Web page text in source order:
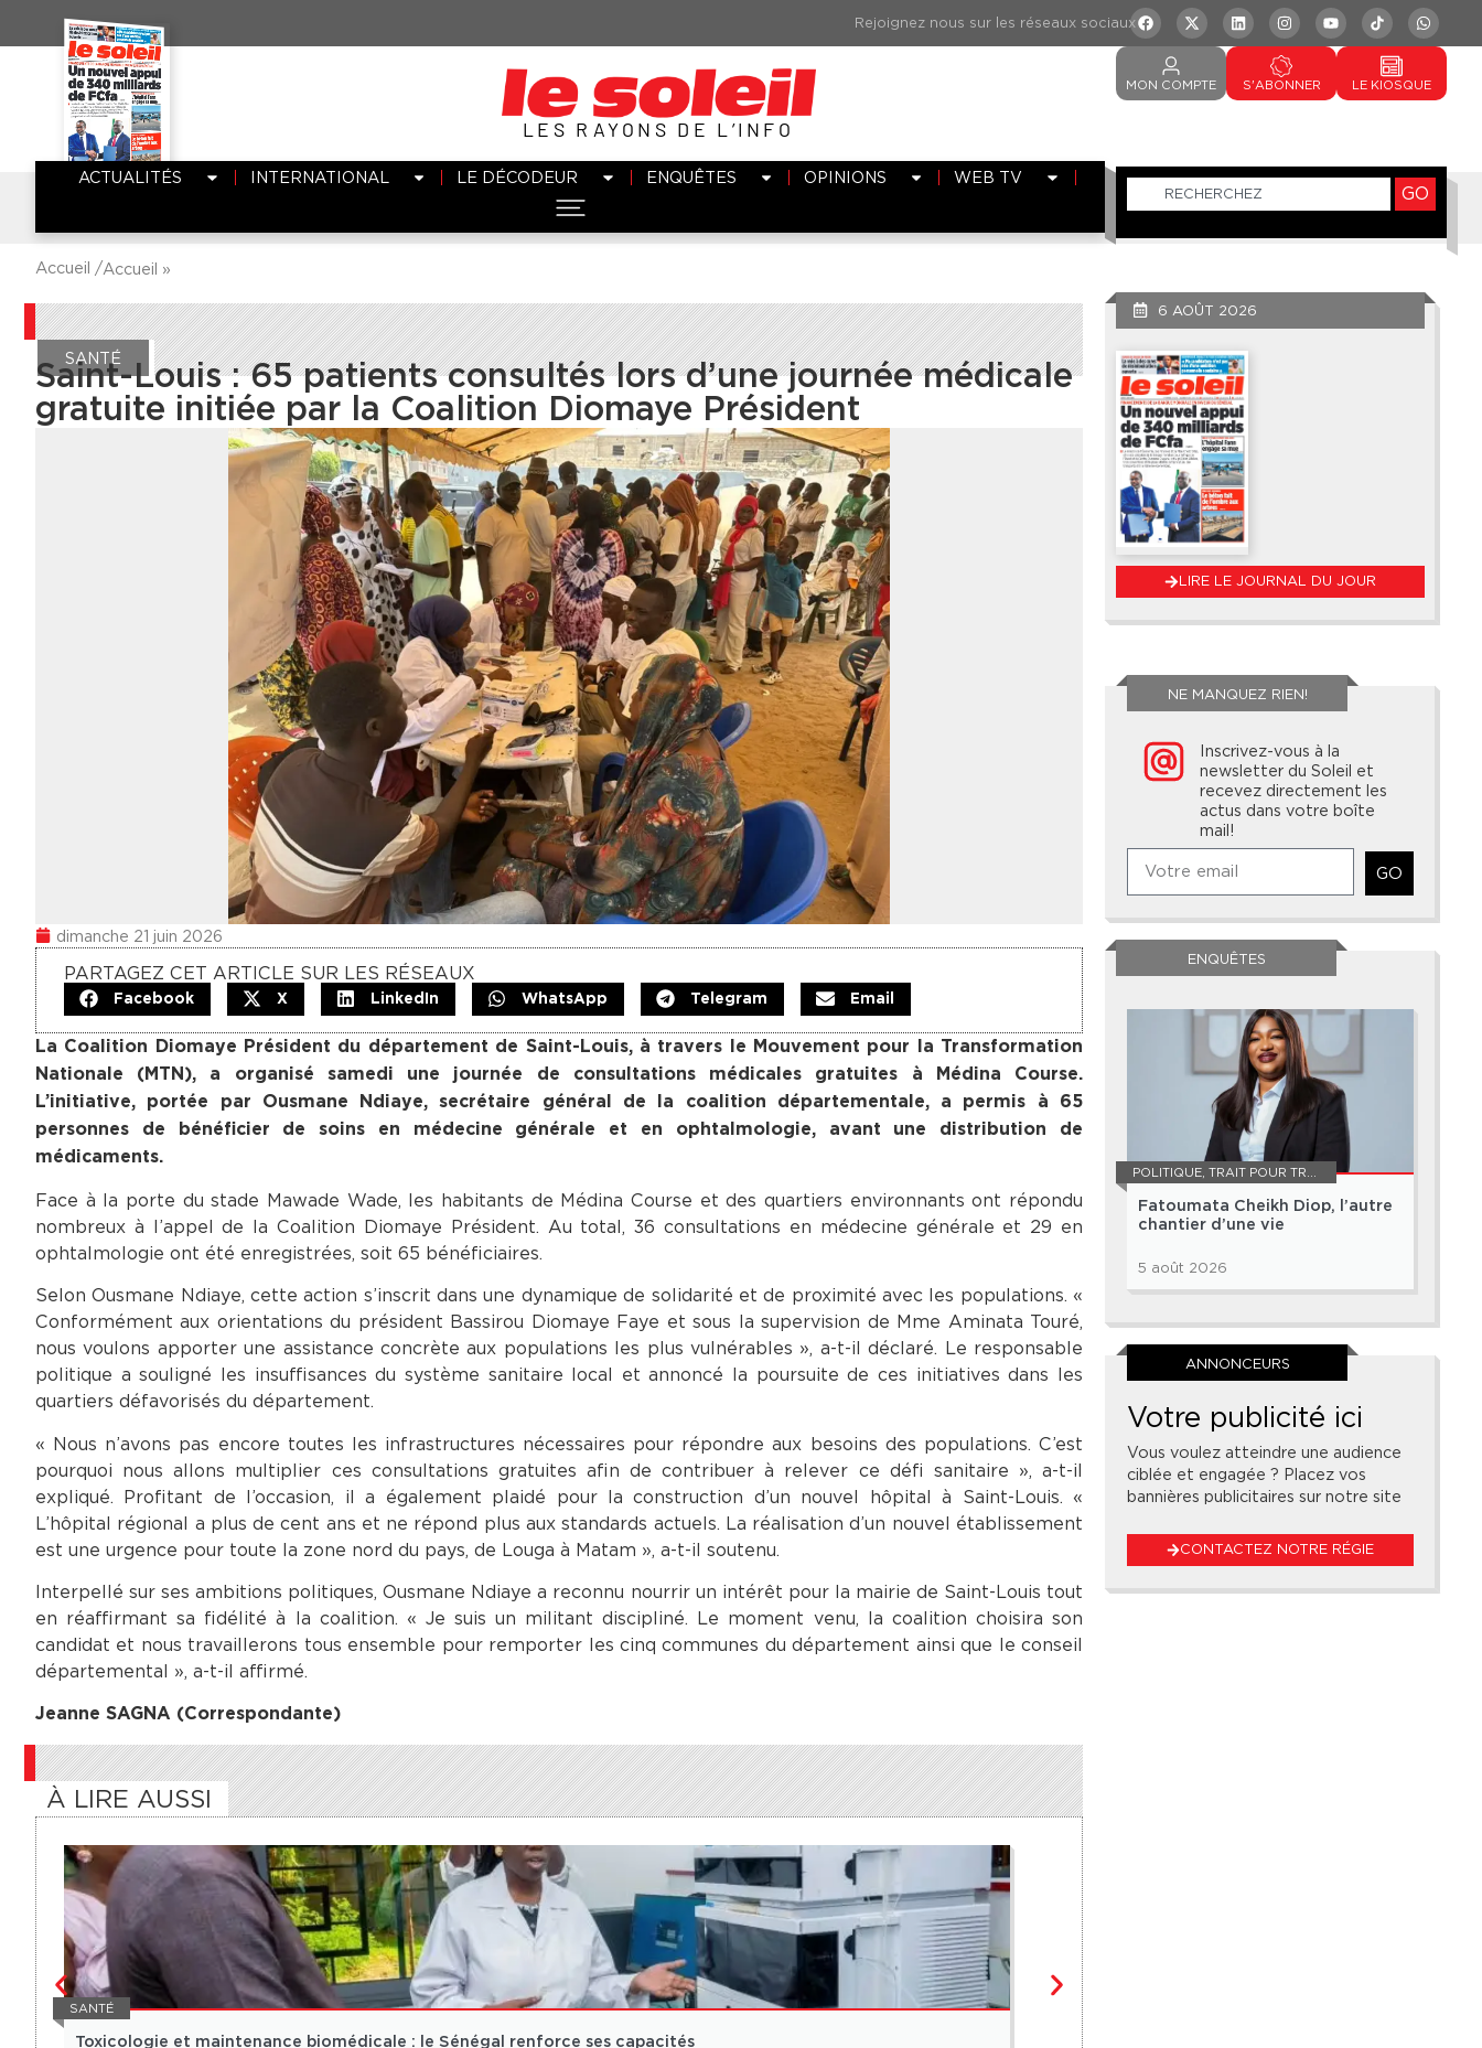
LES RAYONS DE L’INFO
MON COMPTE S'ABONNER LE KIOSQUE
ACTUALITÉS INTERNATIONAL LE DÉCODEUR ENQUÊTES OPINIONS WEB TV
GO
Accueil /Accueil »
SANTÉ
Saint-Louis : 65 patients consultés lors d’une journée médicale
gratuite initiée par la Coalition Diomaye Président
dimanche 21 juin 2026
PARTAGEZ CET ARTICLE SUR LES RÉSEAUX
Facebook X LinkedIn WhatsApp Telegram Email
La Coalition Diomaye Président du département de Saint-Louis, à travers le Mouvement pour la Transformation
Nationale (MTN), a organisé samedi une journée de consultations médicales gratuites à Médina Course.
L’initiative, portée par Ousmane Ndiaye, secrétaire général de la coalition départementale, a permis à 65
personnes de bénéficier de soins en médecine générale et en ophtalmologie, avant une distribution de
médicaments.
Face à la porte du stade Mawade Wade, les habitants de Médina Course et des quartiers environnants ont répondu
nombreux à l’appel de la Coalition Diomaye Président. Au total, 36 consultations en médecine générale et 29 en
ophtalmologie ont été enregistrées, soit 65 bénéficiaires.
Selon Ousmane Ndiaye, cette action s’inscrit dans une dynamique de solidarité et de proximité avec les populations. «
Conformément aux orientations du président Bassirou Diomaye Faye et sous la supervision de Mme Aminata Touré,
nous voulons apporter une assistance concrète aux populations les plus vulnérables », a-t-il déclaré. Le responsable
politique a souligné les insuffisances du système sanitaire local et annoncé la poursuite de ces initiatives dans les
quartiers défavorisés du département.
« Nous n’avons pas encore toutes les infrastructures nécessaires pour répondre aux besoins des populations. C’est
pourquoi nous allons multiplier ces consultations gratuites afin de contribuer à relever ce défi sanitaire », a-t-il
expliqué. Profitant de l’occasion, il a également plaidé pour la construction d’un nouvel hôpital à Saint-Louis. «
L’hôpital régional a plus de cent ans et ne répond plus aux standards actuels. La réalisation d’un nouvel établissement
est une urgence pour toute la zone nord du pays, de Louga à Matam », a-t-il soutenu.
Interpellé sur ses ambitions politiques, Ousmane Ndiaye a reconnu nourrir un intérêt pour la mairie de Saint-Louis tout
en réaffirmant sa fidélité à la coalition. « Je suis un militant discipliné. Le moment venu, la coalition choisira son
candidat et nous travaillerons tous ensemble pour remporter les cinq communes du département ainsi que le conseil
départemental », a-t-il affirmé.
Jeanne SAGNA (Correspondante)
À LIRE AUSSI
SANTÉ
Toxicologie et maintenance biomédicale : le Sénégal renforce ses capacités Il y a six ans disparaissait le Pr Ibrahima Pierre
6 AOÛT 2026
LIRE LE JOURNAL DU JOUR
NE MANQUEZ RIEN!
Inscrivez-vous à la
newsletter du Soleil et
recevez directement les
actus dans votre boîte
mail!
GO
ENQUÊTES
POLITIQUE, TRAIT POUR TRAIT
Fatoumata Cheikh Diop, l’autre
chantier d’une vie
5 août 2026
ANNONCEURS
Votre publicité ici
Vous voulez atteindre une audience
ciblée et engagée ? Placez vos
bannières publicitaires sur notre site
CONTACTEZ NOTRE RÉGIE